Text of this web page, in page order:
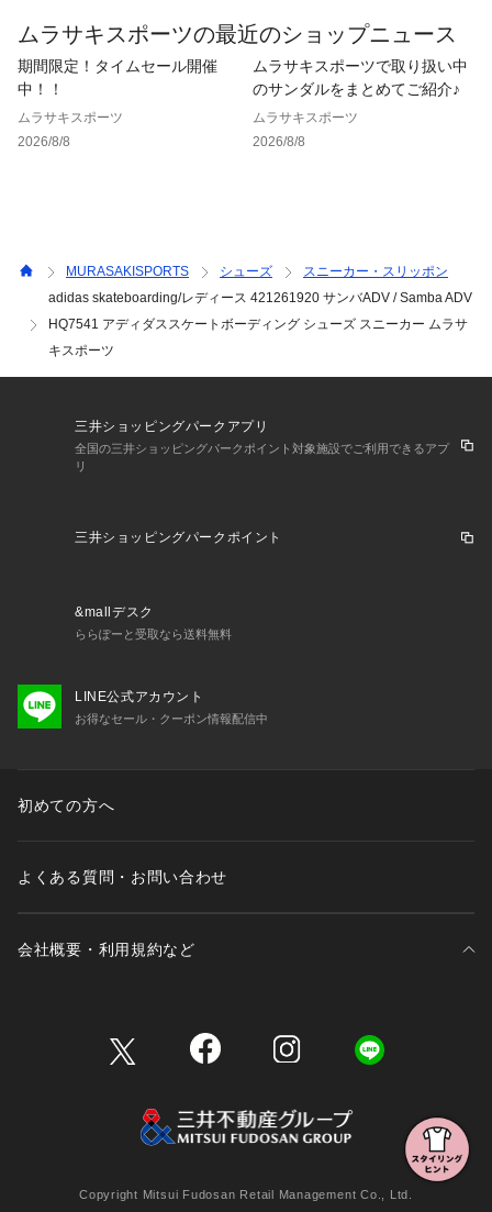
※掲載画像に関しましては、屋外や屋内での光の当たり方やパ
ソコンやスマートフォンなどの閲覧環境によって実際の色味と
異なる場合がございます。予めご了承ください。
ー名が異なる場合がございます。
※着用、お取り扱いの際は、商品についている品質表示とアテ
・・・・・・・・・・・・・・・・・・・・・・
お気に入り登録商品は、マイページにて現在の価格情報や在庫
状況の確認が可能です。
お気に入り商品の再入荷通知も届いて便利！
ムラサキスポーツの最近のショップニュース
期間限定！タイムセール開催
中！！
ムラサキスポーツ
2026/8/8
ムラサキスポーツで取り扱い中
のサンダルをまとめてご紹介♪
ムラサキスポーツ
2026/8/8
MURASAKISPORTS シューズ
スニーカー・スリッポン
adidas skateboarding/レディース 421261920 サンバADV / Samba ADV
HQ7541 アディダススケートボーディング シューズ スニーカー ムラサ
キスポーツ
三井ショッピングパークアプリ
全国の三井ショッピングパークポイント対象施設でご利用できるアプ
リ
三井ショッピングパークポイント
&mallデスク
ららぽーと受取なら送料無料
LINE公式アカウント
お得なセール・クーポン情報配信中
初めての方へ
よくある質問・お問い合わせ
会社概要・利用規約など
Copyright Mitsui Fudosan Retail Management Co., Ltd.